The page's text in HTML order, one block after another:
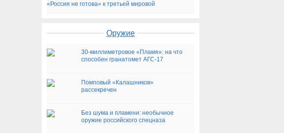
«Россия не готова» к третьей мировой
Оружие
30-миллиметровое «Пламя»: на что
способен гранатомет АГС-17
Помповый «Калашников»
рассекречен
Без шума и пламени: необычное
оружие российского спецназа